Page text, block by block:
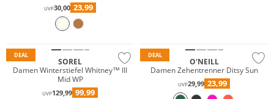
UVP30,00 23,99
DEAL
SOREL
Damen Winterstiefel Whitney™ III
Mid WP
UVP129,99 99,99
DEAL
O'NEILL
Damen Zehentrenner Ditsy Sun
UVP29,99 23,99